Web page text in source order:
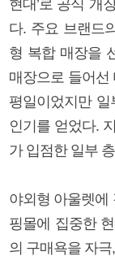
현대’로 공식 개
다. 주요 브랜드
형 복합 매장을
매장으로 들어선
평일이었지만
인기를 얻었다.
가 입점한 일부
야외형 아울렛에
핑몰에 집중한
의 구매욕을 자